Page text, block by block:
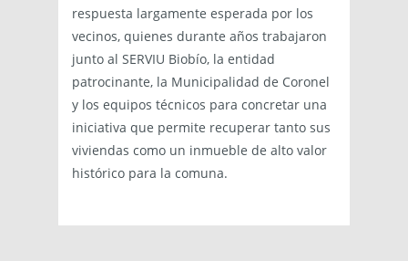
respuesta largamente esperada por los
vecinos, quienes durante años trabajaron
junto al SERVIU Biobío, la entidad
patrocinante, la Municipalidad de Coronel
y los equipos técnicos para concretar una
iniciativa que permite recuperar tanto sus
viviendas como un inmueble de alto valor
histórico para la comuna.